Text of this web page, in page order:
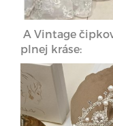
A Vintage
plnej kráse: